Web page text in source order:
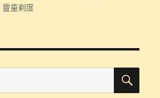
靈童剃度
搜